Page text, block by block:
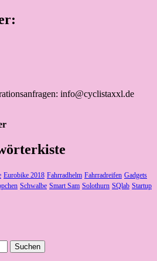
info@cyclistaxxl.de
Eurobike 2018 Fahrradhelm Fahrradreifen Gadgets
Schwalbe Smart Sam Solothurn SQlab Startup